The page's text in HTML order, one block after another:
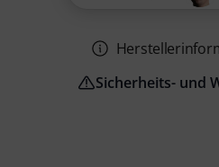
Sicherheits- und